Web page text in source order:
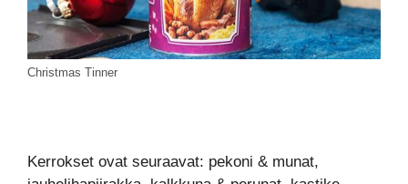
Christmas Tinner
Kerrokset ovat seuraavat: pekoni & munat,